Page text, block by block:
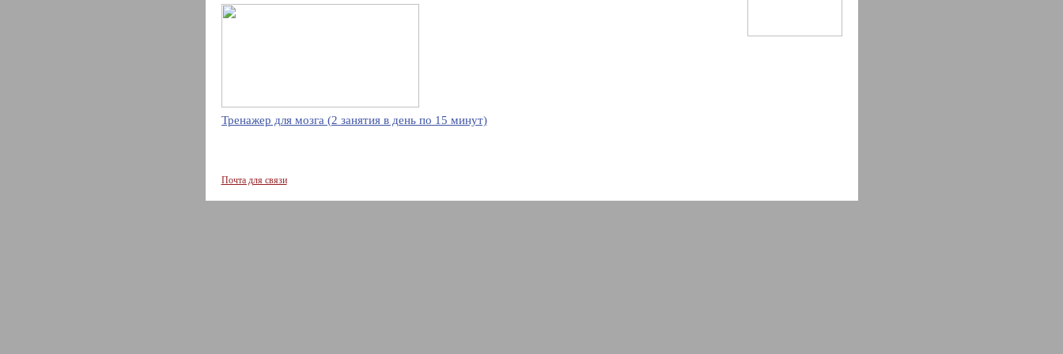
Тренажер для мозга (2 занятия в день по 15 минут)
Почта для связи